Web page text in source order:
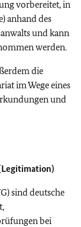
vorbereitet, in
anhand des
und kann
werden.
die
im Wege eines
und
sind deutsche
bei